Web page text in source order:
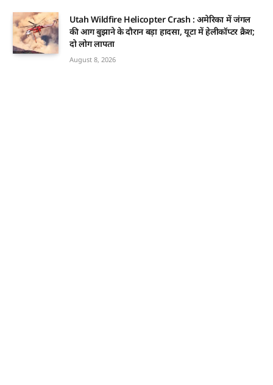
Utah Wildfire Helicopter Crash : अमेरिका में जंगल
की आग बुझाने के दौरान बड़ा हादसा, यूटा में हेलीकॉप्टर क्रैश;
दो लोग लापता
August 8, 2026